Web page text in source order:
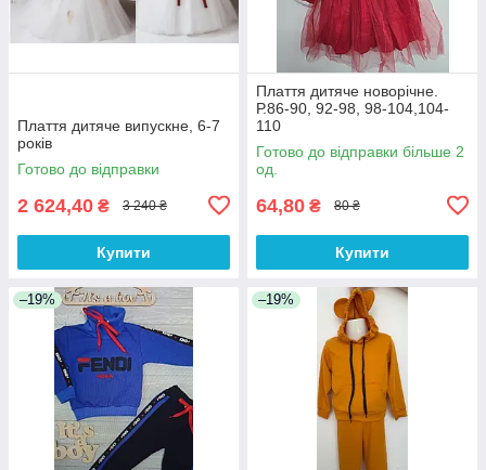
Плаття дитяче випускне, 6-7
років
Готово до відправки
2 624,40 ₴ 3 240 ₴
Купити
Плаття дитяче новорічне.
Р.86-90, 92-98, 98-104,104-
110
Готово до відправки більше 2
од.
64,80 ₴ 80 ₴
Купити
–19% –19%